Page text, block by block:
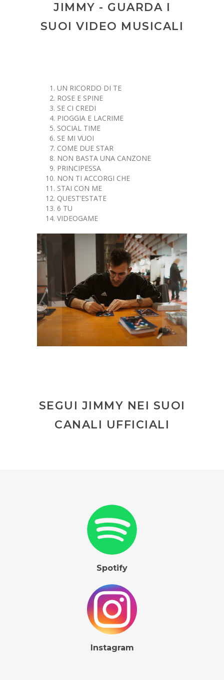
JIMMY - GUARDA I
SUOI VIDEO MUSICALI
UN RICORDO DI TE
ROSE E SPINE
SE CI CREDI
PIOGGIA E LACRIME
SOCIAL TIME
SE MI VUOI
COME DUE STAR
NON BASTA UNA CANZONE
PRINCIPESSA
NON TI ACCORGI CHE
STAI CON ME
QUEST’ESTATE
6 TU
VIDEOGAME
SEGUI JIMMY NEI SUOI
CANALI UFFICIALI
Spotify
Instagram